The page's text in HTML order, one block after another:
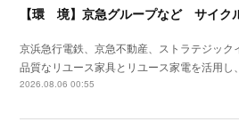
京浜急行電鉄、京急不動産、ストラテジッ
品質なリユース家具とリユース家電を活用
2026.08.06 00:55